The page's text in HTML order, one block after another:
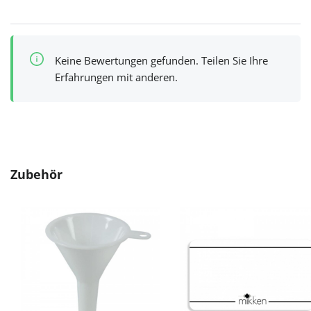
Keine Bewertungen gefunden. Teilen Sie Ihre
Erfahrungen mit anderen.
Produktgalerie überspringen
Zubehör